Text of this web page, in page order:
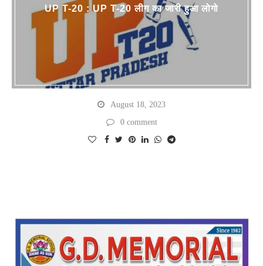
UP T-20 : UP T-20 लीग का जारी हुआ लोगो
August 18, 2023
0 comment